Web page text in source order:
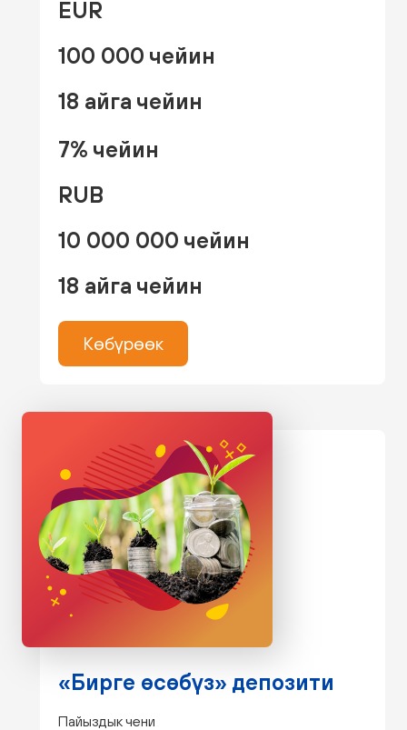
EUR
100 000 чейин
18 айга чейин
7% чейин
RUB
10 000 000 чейин
18 айга чейин
Көбүрөөк
«Бирге өсөбүз» депозити
Пайыздык чени